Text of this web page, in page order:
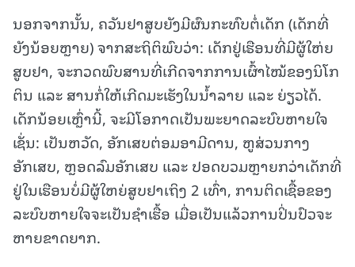
ນອກຈາກນັ້ນ, ຄວັນຢາສູບຍັງມີຜົນກະທົບຕໍ່ເດັກ (ເດັກທີ່
ຍັງນ້ອຍຫຼາຍ) ຈາກສະຖິຕິພົບວ່າ: ເດັກຢູ່ເຮືອນທີ່ມີຜູ້ໃຫ່ຍ
ສູບຢາ, ຈະກວດພົບສານທີ່ເກີດຈາກການເຜົ້າໄໝ້ຂອງນິໂກ
ຕິນ ແລະ ສານກໍ່ໃຫ້ເກີດມະເຮັງໃນນໍ້າລາຍ ແລະ ຍ່ຽວໄດ້.
ເດັກນ້ອຍເຫຼົ່ານີ້, ຈະມີໂອກາດເປັນພະຍາດລະບົບຫາຍໃຈ
ເຊັ່ນ: ເປັນຫວັດ, ອັກເສບຕ່ອມອາມີດານ, ຫູສ່ວນກາງ
ອັກເສບ, ຫຼອດລົມອັກເສບ ແລະ ປອດບວມຫຼາຍກວ່າເດັກທີ່
ຢູ່ໃນເຮືອນບໍ່ມີຜູ້ໃຫຍ່ສູບຢາເຖິງ 2 ເທົ່າ, ການຕິດເຊື້ອຂອງ
ລະບົບຫາຍໃຈຈະເປັນຊໍາເຮື້ອ ເມື່ອເປັນແລ້ວການປິ່ນປົວຈະ
ຫາຍຂາດຍາກ.